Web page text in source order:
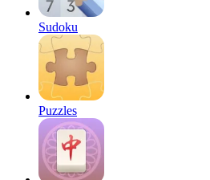
Sudoku
Puzzles